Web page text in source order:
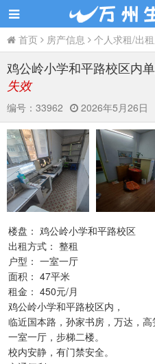
首页 房产信息 个人求租/出
鸡公岭小学和平路校区内
失效
编号： 33962 2026年5月26日
楼盘： 鸡公岭小学和平路校区
出租方式： 整租
户型： 一室一厅
面积： 47平米
租金： 450元/月
鸡公岭小学和平路校区内，
临近国本路，孙家书房，万达，高
一室一厅，步梯二楼。
校内安静，有门禁安全。